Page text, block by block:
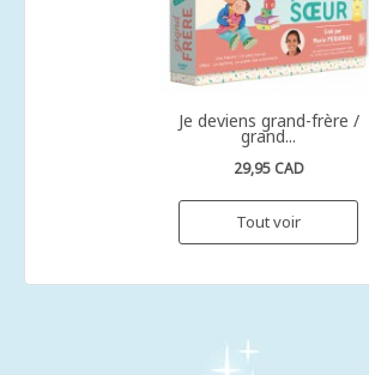
Je deviens grand-frère /
grand...
29,95 CAD
Tout voir